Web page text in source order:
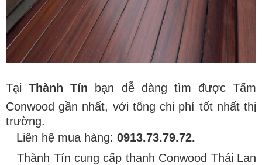
TạiThành Tín bạn dễ dàng tìm được Tấm
Conwood gần nhất, với tổng chi phí tốt nhất thị
trường.
Liên hệ mua hàng: 0913.73.79.72.
Thành Tín cung cấp thanh Conwood Thái Lan